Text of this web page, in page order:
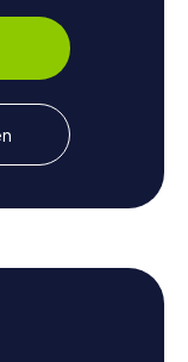
dat in Châtelaine
Institute for
Of dat
steden van
Ook op
probeer
in een van
waard om de
het